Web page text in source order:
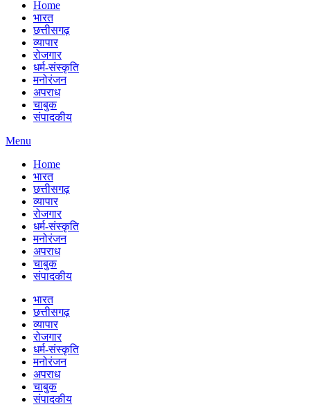
Home
भारत
छत्तीसगढ़
व्यापार
रोजगार
धर्म-संस्कृति
मनोरंजन
अपराध
चाबुक
संपादकीय
Menu
Home
भारत
छत्तीसगढ़
व्यापार
रोजगार
धर्म-संस्कृति
मनोरंजन
अपराध
चाबुक
संपादकीय
भारत
छत्तीसगढ़
व्यापार
रोजगार
धर्म-संस्कृति
मनोरंजन
अपराध
चाबुक
संपादकीय